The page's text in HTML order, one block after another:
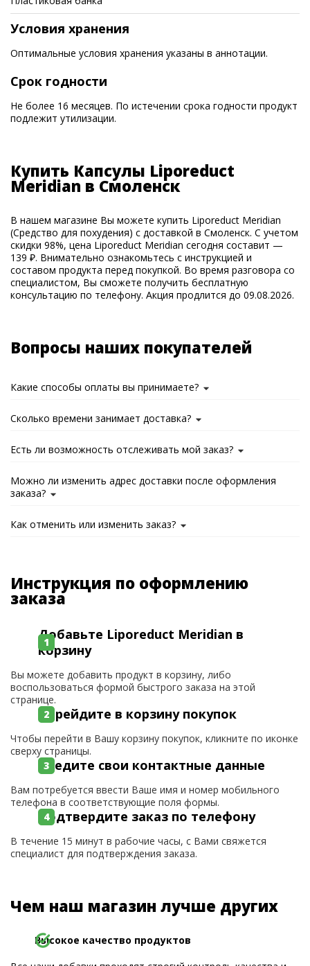
Условия хранения
Оптимальные условия хранения указаны в аннотации.
Срок годности
Не более 16 месяцев. По истечении срока годности продукт
подлежит утилизации.
Купить Капсулы Liporeduct
Meridian в Смоленск
В нашем магазине Вы можете купить Liporeduct Meridian
(Средство для похудения) с доставкой в Смоленск. С учетом
скидки 98%, цена Liporeduct Meridian сегодня составит —
139 ₽. Внимательно ознакомьтесь с инструкцией и
составом продукта перед покупкой. Во время разговора со
специалистом, Вы сможете получить бесплатную
консультацию по телефону. Акция продлится до 09.08.2026.
Вопросы наших покупателей
Какие способы оплаты вы принимаете?
Сколько времени занимает доставка?
Есть ли возможность отслеживать мой заказ?
Можно ли изменить адрес доставки после оформления
заказа?
Как отменить или изменить заказ?
Инструкция по оформлению
заказа
Добавьте Liporeduct Meridian в
корзину
Вы можете добавить продукт в корзину, либо
воспользоваться формой быстрого заказа на этой
странице.
Перейдите в корзину покупок
Чтобы перейти в Вашу корзину покупок, кликните по иконке
сверху страницы.
Введите свои контактные данные
Вам потребуется ввести Ваше имя и номер мобильного
телефона в соответствующие поля формы.
Подтвердите заказ по телефону
В течение 15 минут в рабочие часы, с Вами свяжется
специалист для подтверждения заказа.
Чем наш магазин лучше других
Высокое качество продуктов